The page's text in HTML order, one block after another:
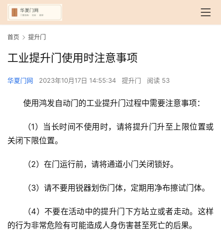
首页 提升门
工业提升门使用时注意事项
华夏门网 2023年10月17日 14:55:34 提升门 阅读 53
使用鸿发自动门的工业提升门过程中需要注意事项：
（1）当长时间不使用时，请将提升门升至上限位置或
关闭下限位置。
（2）在门运行前，请将通道小门关闭锁好。
（3）请不要用锐器划伤门体，定期用净布擦试门体。
（4）不要在活动中的提升门下方站立或者走动。这样
的行为非常危险有可能造成人身伤害甚至死亡的后果。